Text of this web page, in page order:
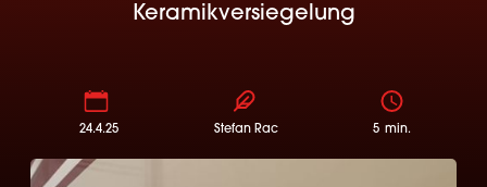
Keramikversiegelung
24.4.25 Stefan Rac 5 min.